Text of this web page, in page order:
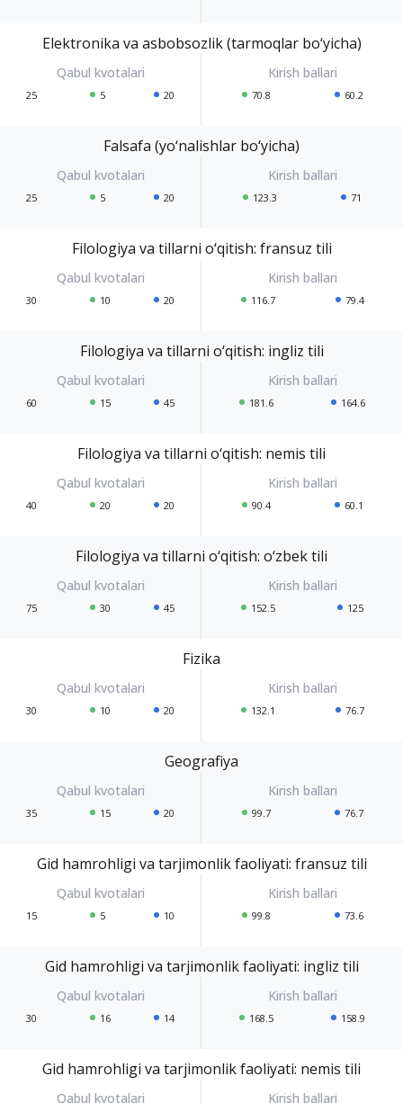
Elektronika va asbobsozlik (tarmoqlar bo‘yicha)
25 5 20 70.8 60.2
Falsafa (yo‘nalishlar bo‘yicha)
25 5 20 123.3 71
Filologiya va tillarni o‘qitish: fransuz tili
30 10 20 116.7 79.4
Filologiya va tillarni o‘qitish: ingliz tili
60 15 45 181.6 164.6
Filologiya va tillarni o‘qitish: nemis tili
40 20 20 90.4 60.1
Filologiya va tillarni o‘qitish: o‘zbek tili
75 30 45 152.5 125
Fizika
30 10 20 132.1 76.7
Geografiya
35 15 20 99.7 76.7
Gid hamrohligi va tarjimonlik faoliyati: fransuz tili
15 5 10 99.8 73.6
Gid hamrohligi va tarjimonlik faoliyati: ingliz tili
30 16 14 168.5 158.9
Gid hamrohligi va tarjimonlik faoliyati: nemis tili